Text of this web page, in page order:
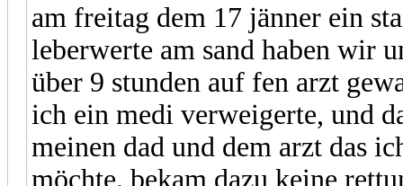
am freitag dem 17 jänner ein
leberwerte am sand haben wir
über 9 stunden auf fen arzt
ich ein medi verweigerte, und
meinen dad und dem arzt das
möchte. bekam dazu keine